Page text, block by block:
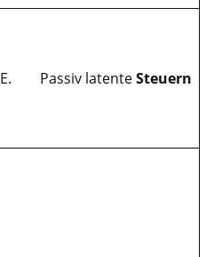
E. Passiv latenteSteuern